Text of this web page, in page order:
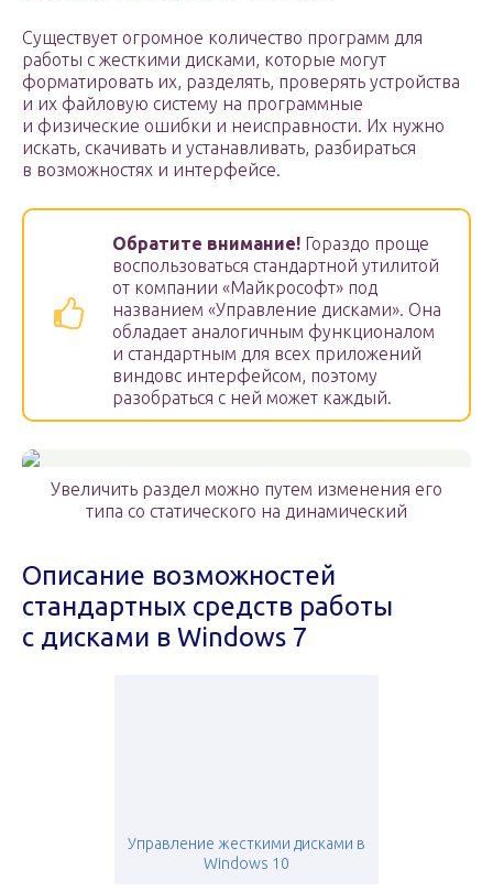
Существует огромное количество программ для
работы с жесткими дисками, которые могут
форматировать их, разделять, проверять устройства
и их файловую систему на программные
и физические ошибки и неисправности. Их нужно
искать, скачивать и устанавливать, разбираться
в возможностях и интерфейсе.
Обратите внимание! Гораздо проще
воспользоваться стандартной утилитой
от компании «Майкрософт» под
названием «Управление дисками». Она
обладает аналогичным функционалом
и стандартным для всех приложений
виндовс интерфейсом, поэтому
разобраться с ней может каждый.
Увеличить раздел можно путем изменения его
типа со статического на динамический
Описание возможностей
стандартных средств работы
с дисками в Windows 7
Управление жесткими дисками в
Windows 10